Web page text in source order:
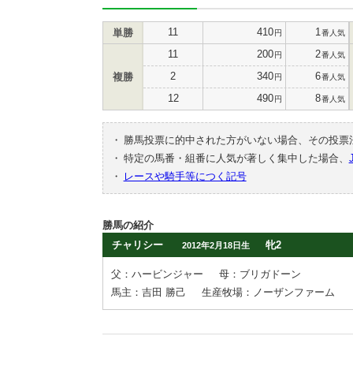
単勝 11 410円 1 番人気
複勝
11 200円 2番人気
2 340円 6番人気
12 490円 8番人気
・
勝馬投票に的中された方がいない場合、その投
・ 特定の馬番・組番に人気が著しく集中した場合、
・
レースや騎手等につく記号
勝馬の紹介
チャリシー
2012年2月18日生 牝2
父：ハービンジャー
母：ブリガドーン
馬主：吉田 勝己
生産牧場：ノーザンファーム